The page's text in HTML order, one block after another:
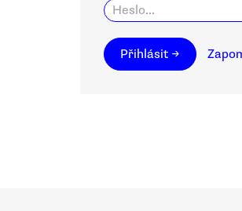
Přihlásit →